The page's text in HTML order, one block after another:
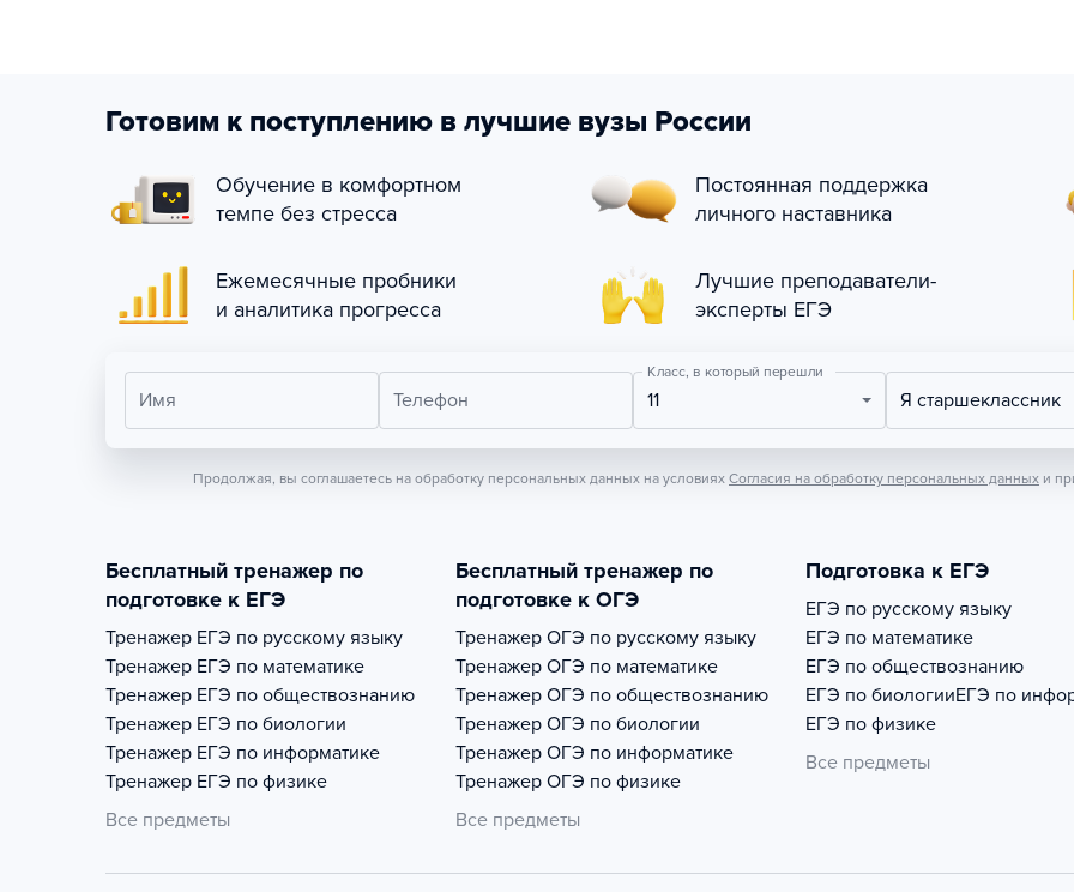
Готовим к поступлению в лучшие вузы России
Обучение в комфортном
темпе без стресса
Постоянная поддержка
личного наставника
Ежемесячные пробники
и аналитика прогресса
Лучшие преподаватели-
эксперты ЕГЭ
Имя Телефон
Класс, в который перешли
11 Я старшеклассник
Продолжая, вы соглашаетесь на обработку персональных данных на условиях Согласия на обработку персональных данных и
Бесплатный тренажер по
подготовке к ЕГЭ
Тренажер ЕГЭ по русскому языку
Тренажер ЕГЭ по математике
Тренажер ЕГЭ по обществознанию
Тренажер ЕГЭ по биологии
Тренажер ЕГЭ по информатике
Тренажер ЕГЭ по физике
Все предметы
Бесплатный тренажер по
подготовке к ОГЭ
Тренажер ОГЭ по русскому языку
Тренажер ОГЭ по математике
Тренажер ОГЭ по обществознанию
Тренажер ОГЭ по биологии
Тренажер ОГЭ по информатике
Тренажер ОГЭ по физике
Все предметы
Подготовка к ЕГЭ
ЕГЭ по русскому языку
ЕГЭ по математике
ЕГЭ по обществознанию
ЕГЭ по биологииЕГЭ по
ЕГЭ по физике
Все предметы